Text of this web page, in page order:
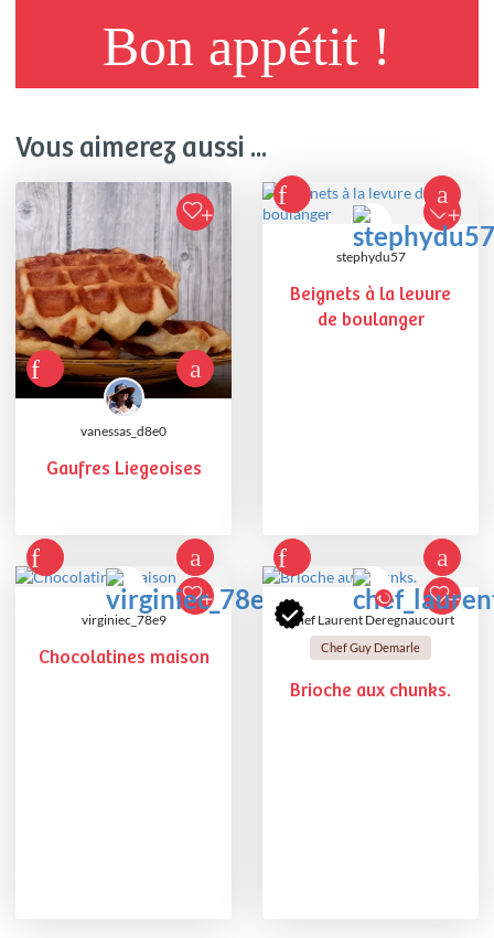
Bon appétit !
Vous aimerez aussi ...
vanessas_d8e0
Gaufres Liegeoises
stephydu57
Beignets à la levure
de boulanger
virginiec_78e9
Chocolatines maison
Chef Laurent Deregnaucourt
Chef Guy Demarle
Brioche aux chunks.